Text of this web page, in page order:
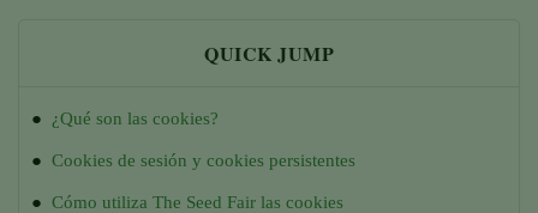
QUICK JUMP
● ¿Qué son las cookies?
● Cookies de sesión y cookies persistentes
● Cómo utiliza The Seed Fair las cookies